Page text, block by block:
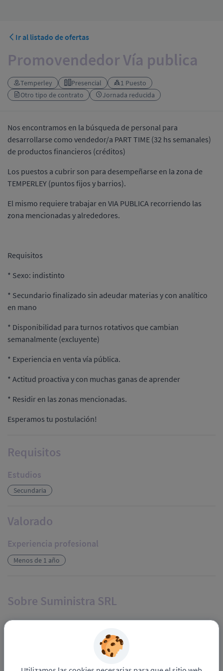
Ir al listado de ofertas
Promovendedor Vía publica
Temperley Presencial
1 Puesto
Otro tipo de contrato
Jornada reducida
Nos encontramos en la búsqueda de personal para
desarrollarse como vendedor/a PART TIME (32 hs semanales)
de productos financieros (créditos)
Los puestos a cubrir son para desempeñarse en la zona de
TEMPERLEY (puntos fijos y barrios).
El mismo requiere trabajar en VIA PUBLICA recorriendo las
zona mencionadas y alrededores.
Requisitos
* Sexo: indistinto
* Secundario finalizado sin adeudar materias y con analítico
en mano
* Disponibilidad para turnos rotativos que cambian
semanalmente (excluyente)
* Experiencia en venta vía pública.
* Actitud proactiva y con muchas ganas de aprender
* Residir en las zonas mencionadas.
Esperamos tu postulación!
Requisitos
Estudios
Secundaria
Valorado
Experiencia profesional
Menos de 1 año
Sobre Suministra SRL
Suministra es una empresa que tiene más de 40 años de
trayectoria en el área de Recursos Humanos. Nos
especializamos en servicios de personal eventual, brindando
una combinación perfecta entre resolución de conflictos y un